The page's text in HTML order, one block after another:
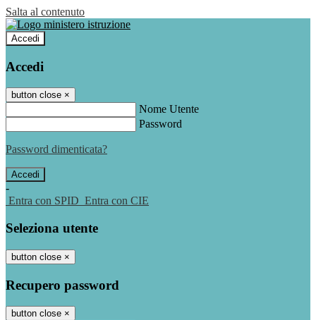
Salta al contenuto
Accedi
Accedi
button close ×
Nome Utente
Password
Password dimenticata?
-
Entra con SPID Entra con CIE
Seleziona utente
button close ×
Recupero password
button close ×